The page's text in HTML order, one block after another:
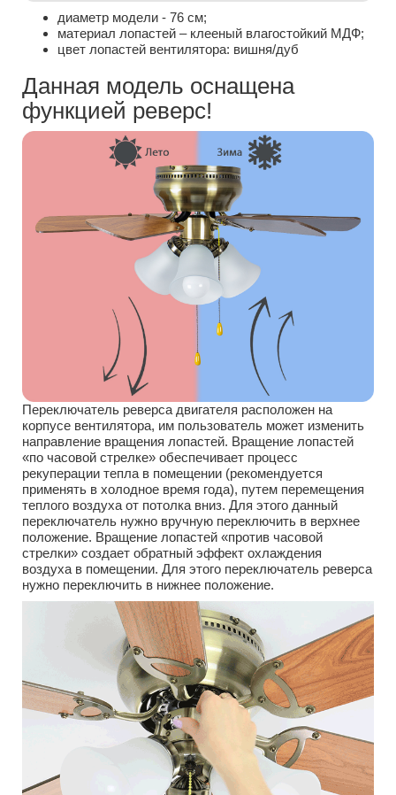
диаметр модели - 76 см;
материал лопастей – клееный влагостойкий МДФ;
цвет лопастей вентилятора: вишня/дуб
Данная модель оснащена
функцией реверс!
Переключатель реверса двигателя расположен на
корпусе вентилятора, им пользователь может изменить
направление вращения лопастей. Вращение лопастей
«по часовой стрелке» обеспечивает процесс
рекуперации тепла в помещении (рекомендуется
применять в холодное время года), путем перемещения
теплого воздуха от потолка вниз. Для этого данный
переключатель нужно вручную переключить в верхнее
положение. Вращение лопастей «против часовой
стрелки» создает обратный эффект охлаждения
воздуха в помещении. Для этого переключатель реверса
нужно переключить в нижнее положение.